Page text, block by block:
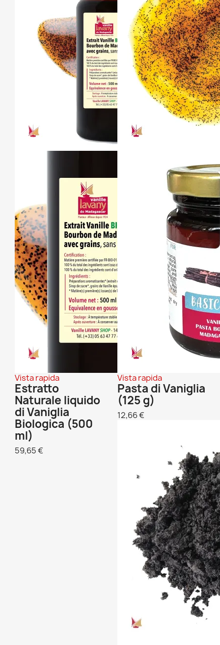
Vista rapida
Estratto
Naturale liquido
di Vaniglia
Biologica (500
ml)
59,65 €
Vista rapida
Pasta di Vaniglia
(125 g)
12,66 €